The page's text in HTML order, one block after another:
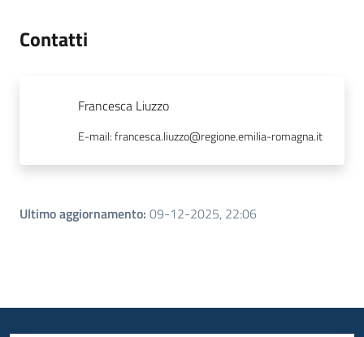
Contatti
Francesca Liuzzo
E-mail:francesca.liuzzo@regione.emilia-romagna.it
Ultimo aggiornamento: 09-12-2025, 22:06